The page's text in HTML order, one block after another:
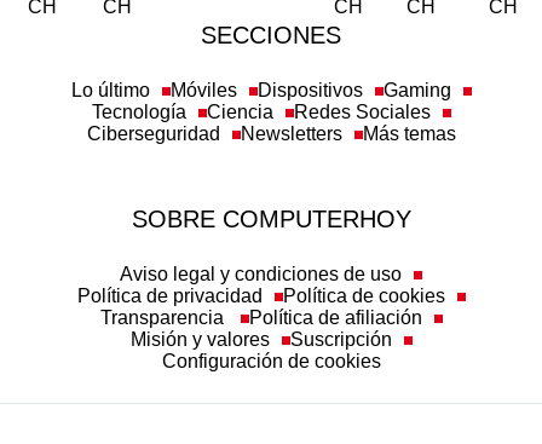
SECCIONES
Lo último Móviles Dispositivos
Gaming
Tecnología
Ciencia
Redes Sociales
Ciberseguridad
Newsletters Más temas
SOBRE COMPUTERHOY
Aviso legal y condiciones de uso
Política de privacidad
Política de cookies
Transparencia
Política de afiliación
Misión y valores
Suscripción
Configuración de cookies